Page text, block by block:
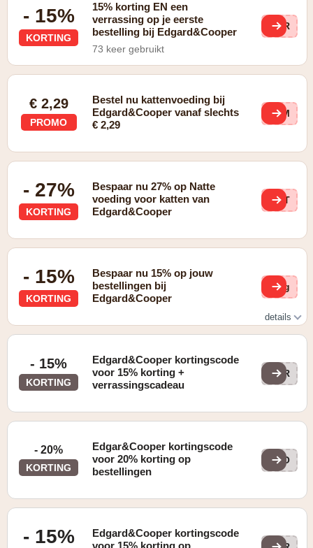
- 15%
KORTING
15% korting EN een
verrassing op je eerste
bestelling bij Edgard&Cooper
73 keer gebruikt
SUR
€ 2,29
PROMO
Bestel nu kattenvoeding bij
Edgard&Cooper vanaf slechts
€ 2,29
PdM
- 27%
KORTING
Bespaar nu 27% op Natte
voeding voor katten van
Edgard&Cooper
2nT
- 15%
KORTING
Bespaar nu 15% op jouw
bestellingen bij
Edgard&Cooper
khg
details
- 15%
KORTING
Edgard&Cooper kortingscode
voor 15% korting +
verrassingscadeau
SUR
- 20%
KORTING
Edgar&Cooper kortingscode
voor 20% korting op
bestellingen
COO
- 15%
Edgard&Cooper kortingscode
voor 15% korting op